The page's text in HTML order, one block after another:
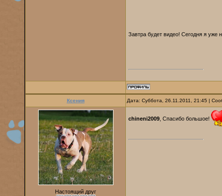
Завтра будет видео! Сегодня я уже
Ксения Дата: Суббота, 26.11.2011, 21:45 |
Настоящий друг
chineni2009 , Спасибо большое!